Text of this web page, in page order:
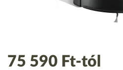
75 590 Ft-tól